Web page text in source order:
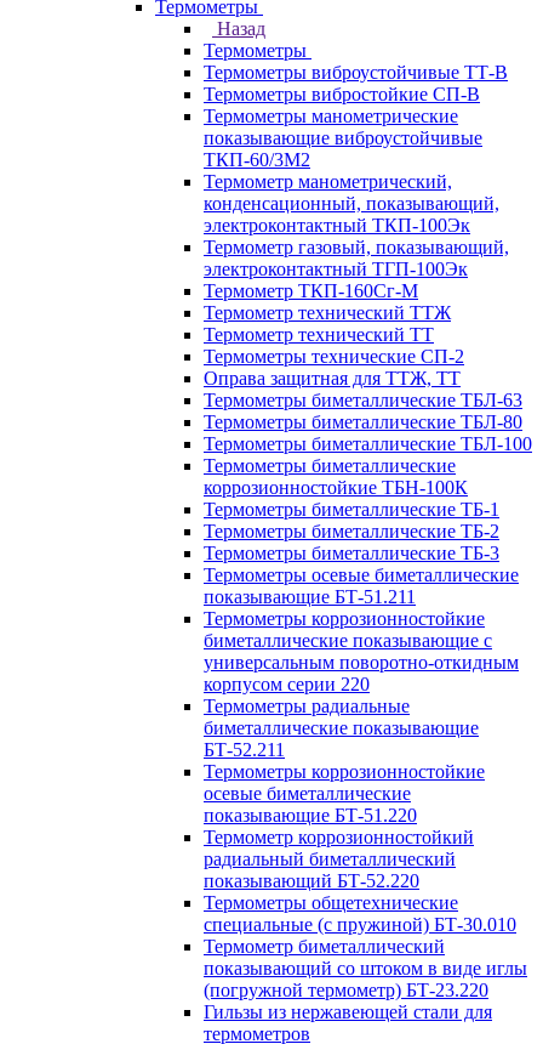
Термометры
Назад
Термометры
Термометры виброустойчивые ТТ-В
Термометры вибростойкие СП-В
Термометры манометрические
показывающие виброустойчивые
ТКП-60/3М2
Термометр манометрический,
конденсационный, показывающий,
электроконтактный ТКП-100Эк
Термометр газовый, показывающий,
электроконтактный ТГП-100Эк
Термометр ТКП-160Сг-М
Термометр технический ТТЖ
Термометр технический ТТ
Термометры технические СП-2
Оправа защитная для ТТЖ, ТТ
Термометры биметаллические ТБЛ-63
Термометры биметаллические ТБЛ-80
Термометры биметаллические ТБЛ-100
Термометры биметаллические
коррозионностойкие ТБН-100К
Термометры биметаллические ТБ-1
Термометры биметаллические ТБ-2
Термометры биметаллические ТБ-3
Термометры осевые биметаллические
показывающие БТ-51.211
Термометры коррозионностойкие
биметаллические показывающие с
универсальным поворотно-откидным
корпусом серии 220
Термометры радиальные
биметаллические показывающие
БТ-52.211
Термометры коррозионностойкие
осевые биметаллические
показывающие БТ-51.220
Термометр коррозионностойкий
радиальный биметаллический
показывающий БТ-52.220
Термометры общетехнические
специальные (с пружиной) БТ-30.010
Термометр биметаллический
показывающий со штоком в виде иглы
(погружной термометр) БТ-23.220
Гильзы из нержавеющей стали для
термометров